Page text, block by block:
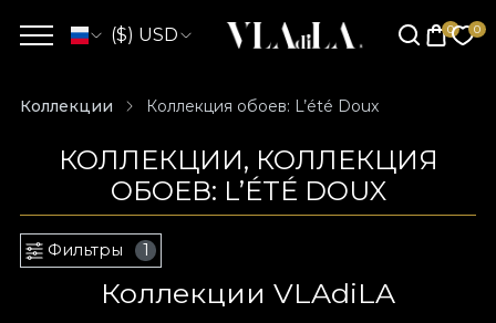
($) USD
Коллекции Коллекция обоев: L’été Doux
КОЛЛЕКЦИИ, КОЛЛЕКЦИЯ
ОБОЕВ: L’ÉTÉ DOUX
Фильтры 1
Коллекции VLAdiLA